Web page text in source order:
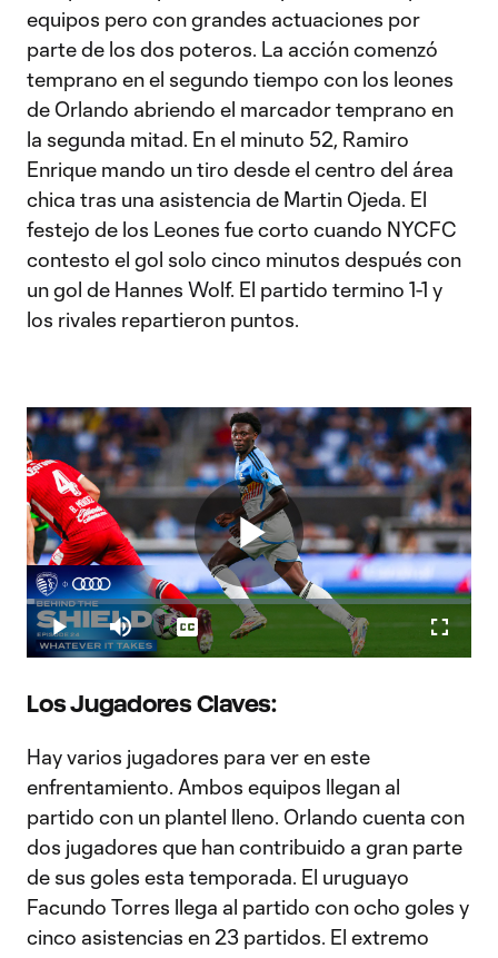
equipos pero con grandes actuaciones por
parte de los dos poteros. La acción comenzó
temprano en el segundo tiempo con los leones
de Orlando abriendo el marcador temprano en
la segunda mitad. En el minuto 52, Ramiro
Enrique mando un tiro desde el centro del área
chica tras una asistencia de Martin Ojeda. El
festejo de los Leones fue corto cuando NYCFC
contesto el gol solo cinco minutos después con
un gol de Hannes Wolf. El partido termino 1-1 y
los rivales repartieron puntos.
Play
Video
Play Mute
Loaded:
1.71%
Captions
Los Jugadores Claves:
Hay varios jugadores para ver en este
enfrentamiento. Ambos equipos llegan al
partido con un plantel lleno. Orlando cuenta con
dos jugadores que han contribuido a gran parte
de sus goles esta temporada. El uruguayo
Facundo Torres llega al partido con ocho goles y
cinco asistencias en 23 partidos. El extremo